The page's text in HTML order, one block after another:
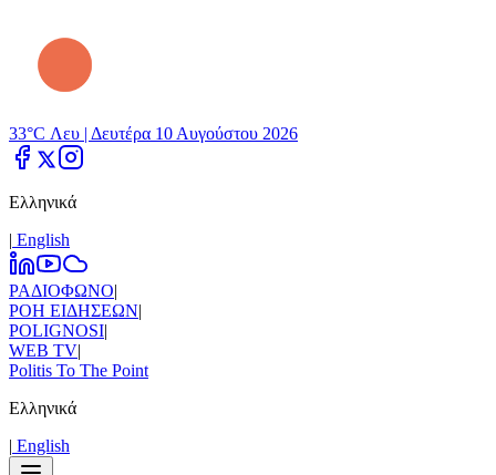
33°C Λευ | Δευτέρα 10 Αυγούστου 2026
Ελληνικά
| Εnglish
ΡΑΔΙΟΦΩΝΟ|
ΡΟΗ ΕΙΔΗΣΕΩΝ|
POLIGNOSI|
WEB TV|
Politis To The Point
Ελληνικά
| Εnglish